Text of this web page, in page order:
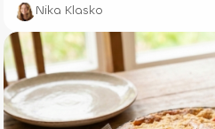
Nika Klasko